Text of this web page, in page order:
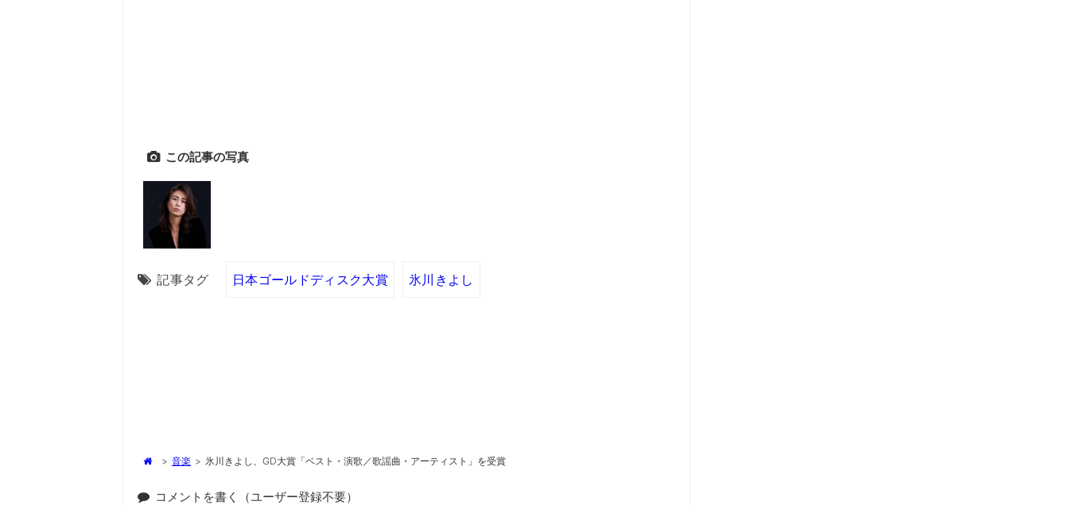
この記事の写真
記事タグ 日本ゴールドディスク大賞 氷川きよし
> 音楽 > 氷川きよし、GD大賞「ベスト・演歌／歌謡曲・アーティスト」を受賞
コメントを書く（ユーザー登録不要）